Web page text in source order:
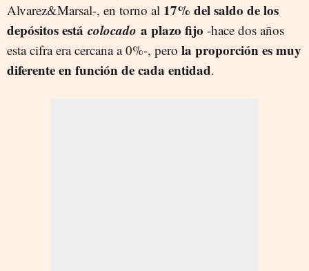
Alvarez&Marsal-, en torno al 17% del saldo de los
depósitos está colocado a plazo fijo -hace dos años
esta cifra era cercana a 0%-, pero la proporción es muy
diferente en función de cada entidad.